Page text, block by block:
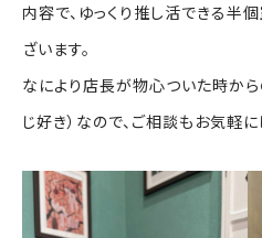
内容で、ゆっくり推し活できる半
ざいます。
なにより店長が物心ついた時から
じ好き）なので、ご相談もお気軽